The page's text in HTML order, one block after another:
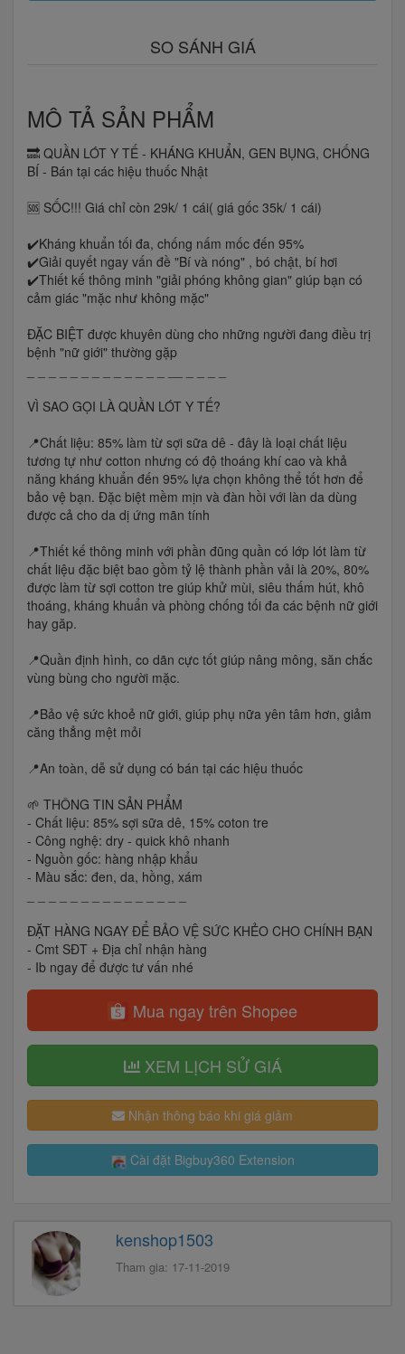
SO SÁNH GIÁ
MÔ TẢ SẢN PHẨM
🔜 QUẦN LÓT Y TẾ - KHÁNG KHUẨN, GEN BỤNG, CHỐNG
BÍ - Bán tại các hiệu thuốc Nhật
🆘 SỐC!!! Giá chỉ còn 29k/ 1 cái( giá gốc 35k/ 1 cái)
✔️Kháng khuẩn tối đa, chống nấm mốc đến 95%
✔️Giải quyết ngay vấn đề "Bí và nóng" , bó chật, bí hơi
✔️Thiết kế thông minh "giải phóng không gian" giúp bạn có
cảm giác "mặc như không mặc"
ĐẶC BIỆT được khuyên dùng cho những người đang điều trị
bệnh "nữ giới" thường gặp
VÌ SAO GỌI LÀ QUẦN LÓT Y TẾ?
📍Chất liệu: 85% làm từ sợi sữa dê - đây là loại chất liệu
tương tự như cotton nhưng có độ thoáng khí cao và khả
năng kháng khuẩn đến 95% lựa chọn không thể tốt hơn để
bảo vệ bạn. Đặc biệt mềm mịn và đàn hồi với làn da dùng
được cả cho da dị ứng mãn tính
📍Thiết kế thông minh với phần đũng quần có lớp lót làm từ
chất liệu đặc biệt bao gồm tỷ lệ thành phần vải là 20%, 80%
được làm từ sợi cotton tre giúp khử mùi, siêu thấm hút, khô
thoáng, kháng khuẩn và phòng chống tối đa các bệnh nữ giới
hay găp.
📍Quần định hình, co dãn cực tốt giúp nâng mông, săn chắc
vùng bùng cho người mặc.
📍Bảo vệ sức khoẻ nữ giới, giúp phụ nữa yên tâm hơn, giảm
căng thẳng mệt mỏi
📍An toàn, dễ sử dụng có bán tại các hiệu thuốc
🌱 THÔNG TIN SẢN PHẨM
- Chất liệu: 85% sợi sữa dê, 15% coton tre
- Công nghệ: dry - quick khô nhanh
- Nguồn gốc: hàng nhập khẩu
- Màu sắc: đen, da, hồng, xám
ĐẶT HÀNG NGAY ĐỂ BẢO VỆ SỨC KHẺO CHO CHÍNH BẠN
- Cmt SĐT + Địa chỉ nhận hàng
- Ib ngay để được tư vấn nhé
Mua ngay trên Shopee
XEM LỊCH SỬ GIÁ
Nhận thông báo khi giá giảm
Cài đặt Bigbuy360 Extension
kenshop1503
Tham gia: 17-11-2019